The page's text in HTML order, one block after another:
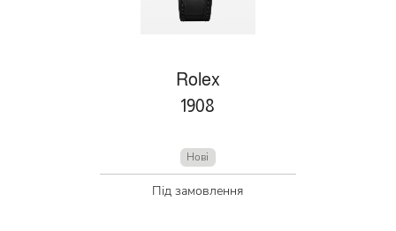
Rolex
1908
Нові
Під замовлення